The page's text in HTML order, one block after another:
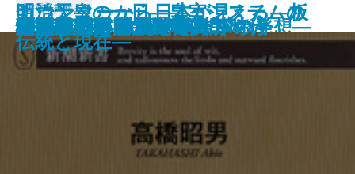
剣と禅のこころ
ホワイトハウスの職人たち
戦場でメシを食う
自分らしい逝き方
心臓にいい話
反西洋思想
カウンターから日本が見える―板
前文化論の冒険―
好かれる方法―戦略的PRの発想―
ハリウッドで勝て！
江戸っ子と助六
新書電子書籍あり
新書で入門 漱石と鴎外
海賊の掟
歴代天皇のカルテ
ある北朝鮮兵士の告白
父親が教えるツルカメ算
SF魂
貝と羊の中国人
明治天皇の一日―皇室システムの
伝統と現在―
男はなぜネクタイを結ぶのか
怪盗ジゴマと活動写真の時代